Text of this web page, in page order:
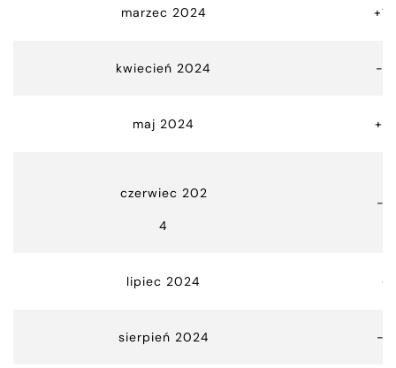
marzec 2024
kwiecień 2024 -
maj 2024
czerwiec 202
4
-
lipiec 2024
sierpień 2024 -